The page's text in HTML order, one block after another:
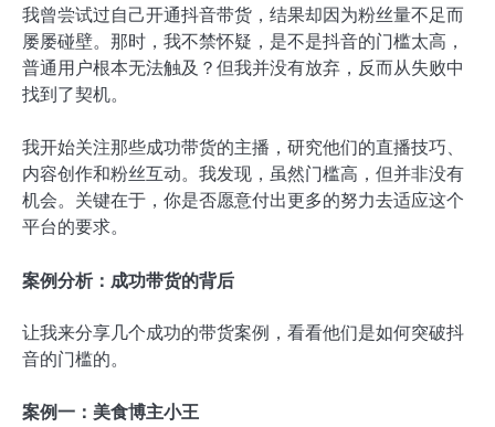
我曾尝试过自己开通抖音带货，结果却因为粉丝量不足而
屡屡碰壁。那时，我不禁怀疑，是不是抖音的门槛太高，
普通用户根本无法触及？但我并没有放弃，反而从失败中
找到了契机。
我开始关注那些成功带货的主播，研究他们的直播技巧、
内容创作和粉丝互动。我发现，虽然门槛高，但并非没有
机会。关键在于，你是否愿意付出更多的努力去适应这个
平台的要求。
案例分析：成功带货的背后
让我来分享几个成功的带货案例，看看他们是如何突破抖
音的门槛的。
案例一：美食博主小王